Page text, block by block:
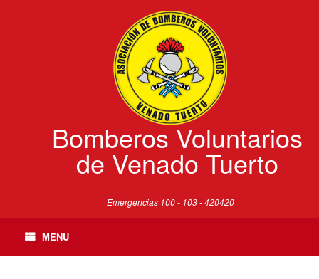
Bomberos Voluntarios
de Venado Tuerto
Emergencias 100 - 103 - 420420
MENU